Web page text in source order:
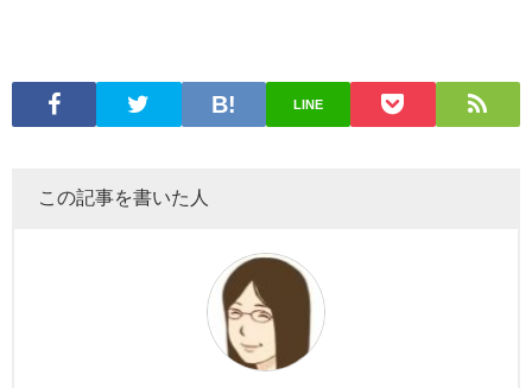
LINE
この記事を書いた人